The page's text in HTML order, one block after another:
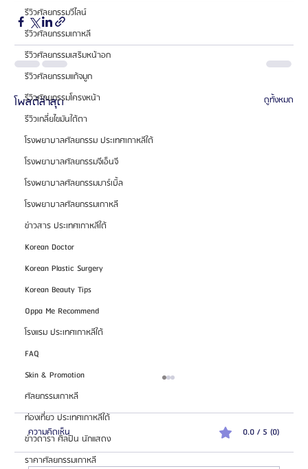
รีวิวศัลยกรรมวีไลน์
รีวิวศัลยกรรมเกาหลี
รีวิวศัลยกรรมเสริมหน้าอก
รีวิวศัลยกรรมแก้จมูก
รีวิวศัลยกรรมโครงหน้า
รีวิวเกลี่ยไขมันใต้ตา
โรงพยาบาลศัลยกรรม ประเทศเกาหลีใต้
โรงพยาบาลศัลยกรรมจีเอ็นจี
โรงพยาบาลศัลยกรรมมาร์เบิ้ล
โรงพยาบาลศัลยกรรมเกาหลี
ข่าวสาร ประเทศเกาหลีใต้
Korean Doctor
Korean Plastic Surgery
Korean Beauty Tips
Oppa Me Recommend
โรงแรม ประเทศเกาหลีใต้
FAQ
Skin & Promotion
ศัลยกรรมเกาหลี
ท่องเที่ยว ประเทศเกาหลีใต้
ข่าวดารา ศิลปิน นักแสดง
ราคาศัลยกรรมเกาหลี
โพสต์ล่าสุด ดูทั้งหมด
ความคิดเห็น 0.0 / 5 (0)